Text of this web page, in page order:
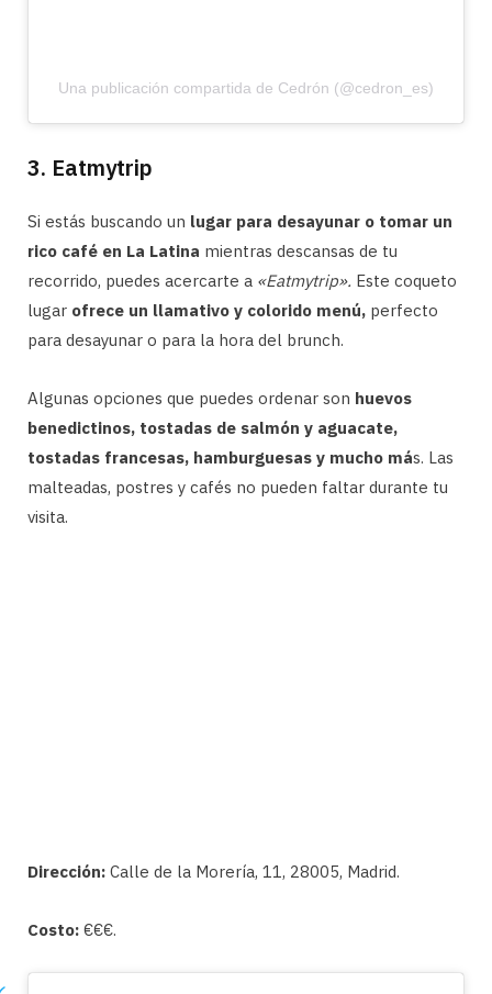
Una publicación compartida de Cedrón (@cedron_es)
3. Eatmytrip
Si estás buscando un lugar para desayunar o tomar un
rico café en La Latina mientras descansas de tu
recorrido, puedes acercarte a «Eatmytrip». Este coqueto
lugar ofrece un llamativo y colorido menú, perfecto
para desayunar o para la hora del brunch.
Algunas opciones que puedes ordenar son huevos
benedictinos, tostadas de salmón y aguacate,
tostadas francesas, hamburguesas y mucho más. Las
malteadas, postres y cafés no pueden faltar durante tu
visita.
Dirección: Calle de la Morería, 11, 28005, Madrid.
Costo: €€€.